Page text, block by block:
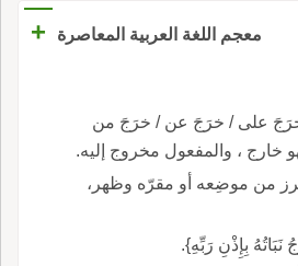
معجم اللغة العربية المعاصرة +
على / خرَجَ عن / خرَجَ من
خارج ، والمفعول مخروج إليه.
من موضِعه أو مقرّه وظهر،
نَبَاتُهُ بِإِذْنِ رَبِّهِ}.